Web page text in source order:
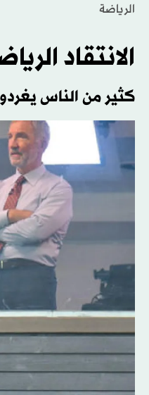
الرياضة
الانتقاد
كثير من الناس